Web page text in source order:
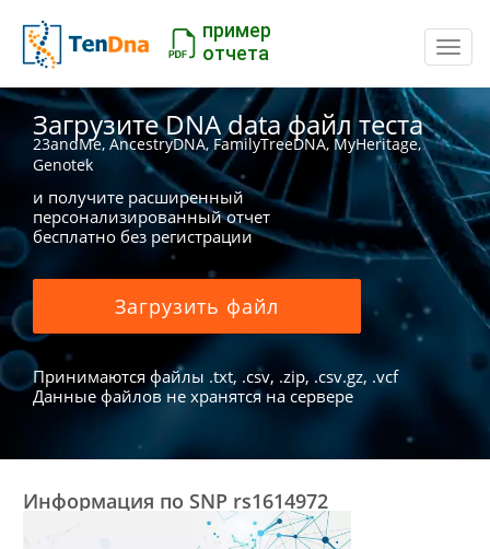
пример
отчета
Загрузите DNA data файл теста
23andMe, AncestryDNA, FamilyTreeDNA, MyHeritage,
Genotek
и получите расширенный
персонализированный отчет
бесплатно без регистрации
Загрузить файл
Принимаются файлы .txt, .csv, .zip, .csv.gz, .vcf
Данные файлов не хранятся на сервере
Информация по SNP rs1614972